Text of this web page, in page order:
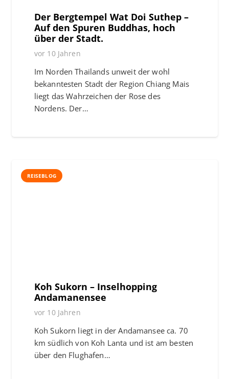
Der Bergtempel Wat Doi Suthep –
Auf den Spuren Buddhas, hoch
über der Stadt.
vor 10 Jahren
Im Norden Thailands unweit der wohl
bekanntesten Stadt der Region Chiang Mais
liegt das Wahrzeichen der Rose des
Nordens. Der…
REISEBLOG
Koh Sukorn – Inselhopping
Andamanensee
vor 10 Jahren
Koh Sukorn liegt in der Andamansee ca. 70
km südlich von Koh Lanta und ist am besten
über den Flughafen…